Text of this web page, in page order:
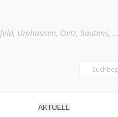
Umhausen, Oetz, Sautens, …
AKTUELL